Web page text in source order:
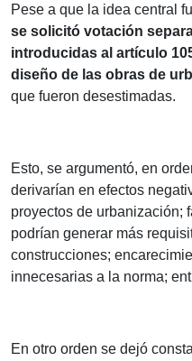
Pese a que la idea central
se solicitó votación
introducidas al artículo
diseño de las obras de
que fueron desestimadas.
Esto, se argumentó, en
derivarían en efectos
proyectos de urbanización;
podrían generar más
construcciones;
innecesarias a la norma;
En otro orden se dejó